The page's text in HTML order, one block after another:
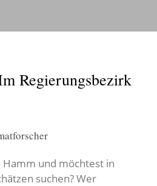
Regierungsbezirk
und möchtest in
suchen? Wer